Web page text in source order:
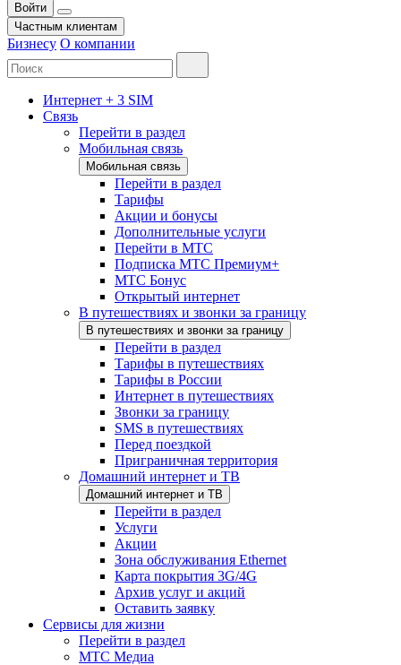
Войти
Частным клиентам
Бизнесу О компании
Интернет + 3 SIM
Связь
Перейти в раздел
Мобильная связь
Мобильная связь
Перейти в раздел
Тарифы
Акции и бонусы
Дополнительные услуги
Перейти в МТС
Подписка МТС Премиум+
МТС Бонус
Открытый интернет
В путешествиях и звонки за границу
В путешествиях и звонки за границу
Перейти в раздел
Тарифы в путешествиях
Тарифы в России
Интернет в путешествиях
Звонки за границу
SMS в путешествиях
Перед поездкой
Приграничная территория
Домашний интернет и ТВ
Домашний интернет и ТВ
Перейти в раздел
Услуги
Акции
Зона обслуживания Ethernet
Карта покрытия 3G/4G
Архив услуг и акций
Оставить заявку
Сервисы для жизни
Перейти в раздел
МТС Медиа